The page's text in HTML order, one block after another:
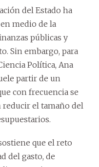
del Estado ha
medio de la
públicas y
Sin embargo, para
Política, Ana
partir de un
con frecuencia se
reducir el tamaño del
que el reto
del gasto, de